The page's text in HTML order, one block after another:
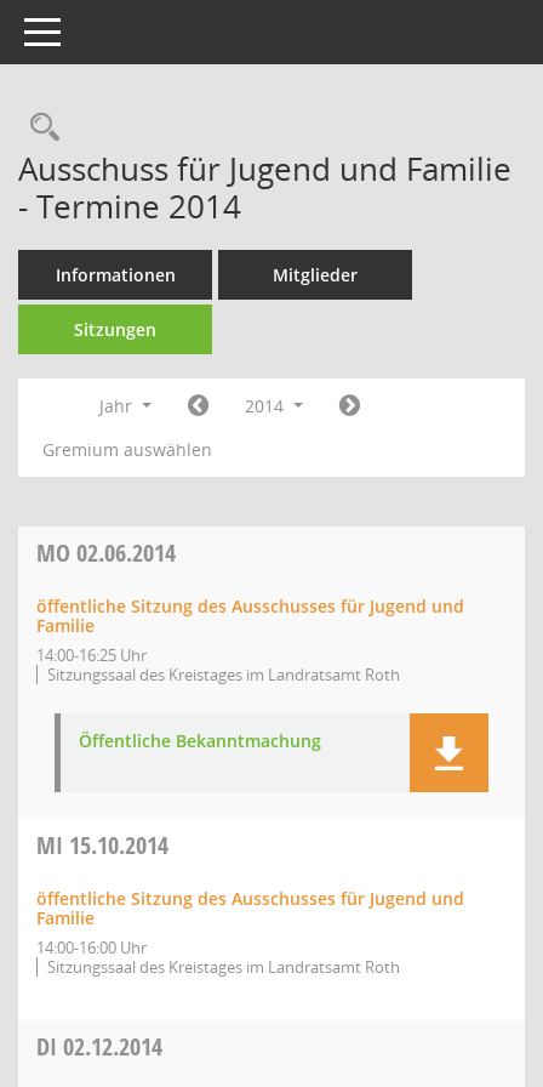
Toggle navigation
Rechercheauswahl
Ausschuss für Jugend und Familie
- Termine 2014
Informationen Mitglieder
Sitzungen
Jahr
2014
Gremium auswählen
MO 02.06.2014
öffentliche Sitzung des Ausschusses für Jugend und
Familie
14:00-16:25 Uhr
Sitzungssaal des Kreistages im Landratsamt Roth
Öffentliche Bekanntmachung
MI 15.10.2014
öffentliche Sitzung des Ausschusses für Jugend und
Familie
14:00-16:00 Uhr
Sitzungssaal des Kreistages im Landratsamt Roth
DI 02.12.2014